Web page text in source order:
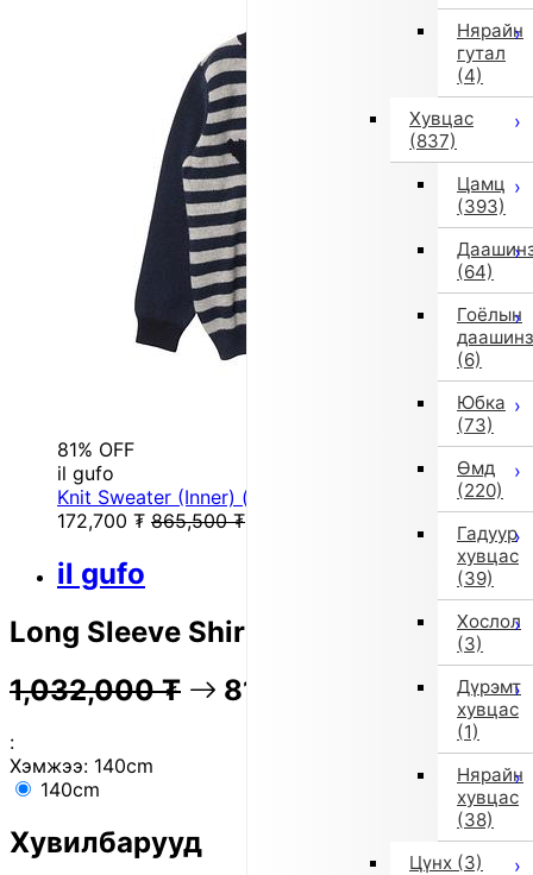
Нярайн
гутал
(4)
Хувцас
(837)
Цамц
(393)
(64)
Гоёлын
даашинз
(6)
Юбка
(73)
Өмд
(220)
Гадуур
хувцас
(39)
Хослол
(3)
Дүрэмт
хувцас
(1)
Нярайн
хувцас
(38)
Цүнх (3)
81% OFF
il gufo
Knit Sweater (Inner) (Navy)
172,700 ₮ 865,500 ₮
il gufo
Long Sleeve Shirt (Black)
1,032,000 ₮ 81% OFF 206,000 ₮
:
Хэмжээ: 140cm
140cm
Хувилбарууд